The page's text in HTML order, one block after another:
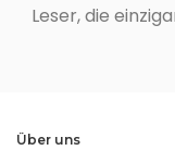
Leser, die
Über uns